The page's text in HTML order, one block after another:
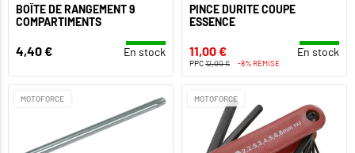
BOÎTE DE RANGEMENT 9
COMPARTIMENTS
4,40 € En stock
PINCE DURITE COUPE
ESSENCE
11,00 € En stock
PPC12,00 € -8% REMISE
MOTOFORCE MOTOFORCE